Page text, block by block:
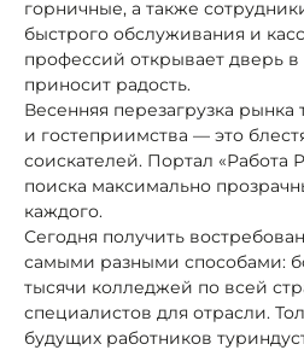
горничные, а также
быстрого обслуживания и
профессий открывает дверь в
приносит радость.
Весенняя перезагрузка
и гостеприимства — это
соискателей. Портал «Работа
поиска максимально
каждого.
Сегодня получить
самыми разными способами:
тысячи колледжей по всей
специалистов для отрасли.
будущих работников